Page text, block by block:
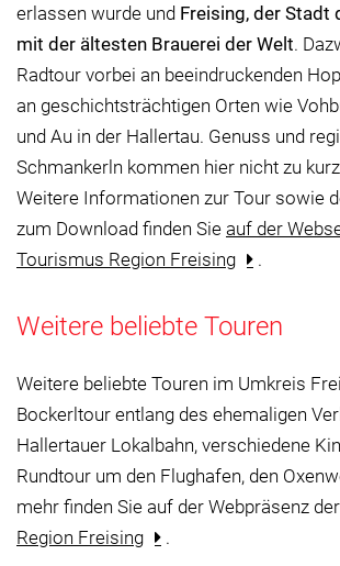
erlassen wurde und Freising, der Stadt
mit der ältesten Brauerei der Welt.
Radtour vorbei an beeindruckenden
an geschichtsträchtigen Orten wie
und Au in der Hallertau. Genuss und
Schmankerln kommen hier nicht zu
Weitere Informationen zur Tour sowie
zum Download finden Sie auf der
Tourismus Region Freising
.
Weitere beliebte Touren
Weitere beliebte Touren im Umkreis
Bockerltour entlang des ehemaligen
Hallertauer Lokalbahn, verschiedene
Rundtour um den Flughafen, den
mehr finden Sie auf der Webpräsenz der
Region Freising
.